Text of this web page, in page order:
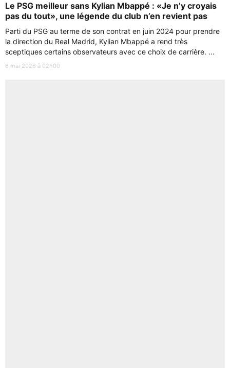
Le PSG meilleur sans Kylian Mbappé : «Je n’y croyais
pas du tout», une légende du club n’en revient pas
Parti du PSG au terme de son contrat en juin 2024 pour prendre
la direction du Real Madrid, Kylian Mbappé a rend très
sceptiques certains observateurs avec ce choix de carrière. ...
6 mai 2026 à 02h00